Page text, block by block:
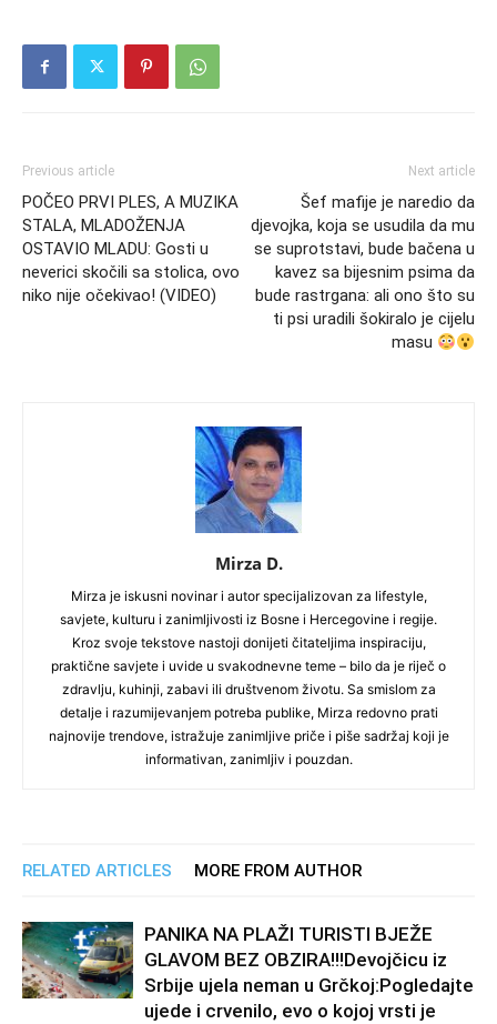
Previous article
POČEO PRVI PLES, A MUZIKA
STALA, MLADOŽENJA
OSTAVIO MLADU: Gosti u
neverici skočili sa stolica, ovo
niko nije očekivao! (VIDEO)
Next article
Šef mafije je naredio da
djevojka, koja se usudila da mu
se suprotstavi, bude bačena u
kavez sa bijesnim psima da
bude rastrgana: ali ono što su
ti psi uradili šokiralo je cijelu
masu
Mirza D.
Mirza je iskusni novinar i autor specijalizovan za lifestyle,
savjete, kulturu i zanimljivosti iz Bosne i Hercegovine i regije.
Kroz svoje tekstove nastoji donijeti čitateljima inspiraciju,
praktične savjete i uvide u svakodnevne teme – bilo da je riječ o
zdravlju, kuhinji, zabavi ili društvenom životu. Sa smislom za
detalje i razumijevanjem potreba publike, Mirza redovno prati
najnovije trendove, istražuje zanimljive priče i piše sadržaj koji je
informativan, zanimljiv i pouzdan.
RELATED ARTICLES MORE FROM AUTHOR
PANIKA NA PLAŽI TURISTI BJEŽE
GLAVOM BEZ OBZIRA!!!Devojčicu iz
Srbije ujela neman u Grčkoj:Pogledajte
ujede i crvenilo, evo o kojoj vrsti je